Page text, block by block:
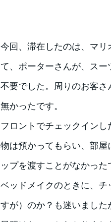
今回、滞在したのは、マ
て、ポーターさんが、ス
不要でした。周りのお客
無かったです。
フロントでチェックイン
物は預かってもらい、部
ップを渡すことがなかった
ベッドメイクのときに、
すが）のか？も迷いまし